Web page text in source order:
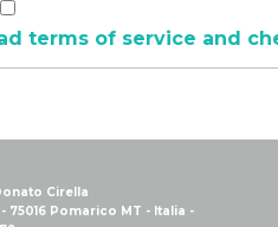
terms of service and
Cirella
75016 Pomarico MT - Italia -